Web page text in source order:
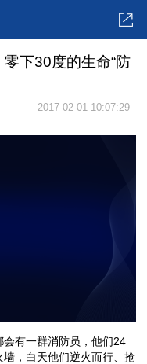
零下30度的生命“防
2017-02-01 10:07:29
有一群消防员，他们24
，白天他们逆火而行、抢